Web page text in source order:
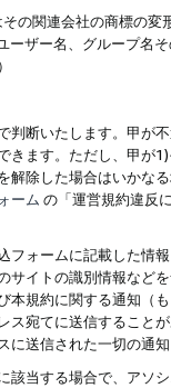
の関連会社の商標の
ーザー名、グループ名
判断いたします。甲が
きます。ただし、甲が
解除した場合はいかな
ーム の「運営規約違反
フォームに記載した情
サイトの識別情報など
本規約に関する通知（
ス宛てに送信すること
に送信された一切の通
該当する場合で、アソ